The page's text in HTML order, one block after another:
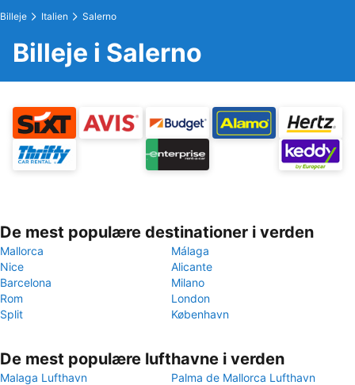
Billeje Italien Salerno
Billeje i Salerno
De mest populære destinationer i verden
Mallorca
Málaga
Nice
Alicante
Barcelona
Milano
Rom
London
Split
København
De mest populære lufthavne i verden
Malaga Lufthavn
Palma de Mallorca Lufthavn